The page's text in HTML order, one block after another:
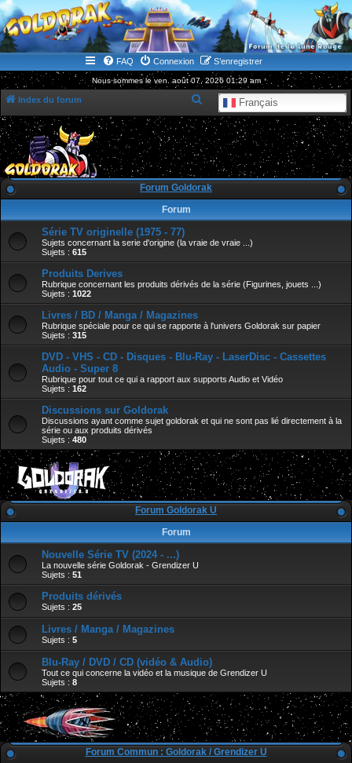
WWW.GOLDORAKGO.COM
le site de la Lune Rouge
FAQ Connexion S’enregistrer
Nous sommes le ven. août 07, 2026 01:29 am
Index du forum Français
e
c
h
r
Forum Goldorak
Forum
Série TV originelle (1975 - 77)
Sujets concernant la serie d'origine (la vraie de vraie ...)
Sujets : 615
Produits Derives
Rubrique concernant les produits dérivés de la série (Figurines, jouets ...)
Sujets : 1022
Livres / BD / Manga / Magazines
Rubrique spéciale pour ce qui se rapporte à l'univers Goldorak sur papier
Sujets : 315
DVD - VHS - CD - Disques - Blu-Ray - LaserDisc - Cassettes
Audio - Super 8
Rubrique pour tout ce qui a rapport aux supports Audio et Vidéo
Sujets : 162
Discussions sur Goldorak
Discussions ayant comme sujet goldorak et qui ne sont pas lié directement à la
série ou aux produits dérivés
Sujets : 480
Forum Goldorak U
Forum
Nouvelle Série TV (2024 - ...)
La nouvelle série Goldorak - Grendizer U
Sujets : 51
Produits dérivés
Sujets : 25
Livres / Manga / Magazines
Sujets : 5
Blu-Ray / DVD / CD (vidéo & Audio)
Tout ce qui concerne la vidéo et la musique de Grendizer U
Sujets : 8
Forum Commun : Goldorak / Grendizer U